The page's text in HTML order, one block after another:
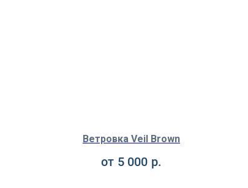
Ветровка Veil Brown
от 5 000 р.